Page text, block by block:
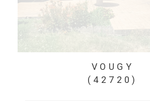
VOUGY
(42720)